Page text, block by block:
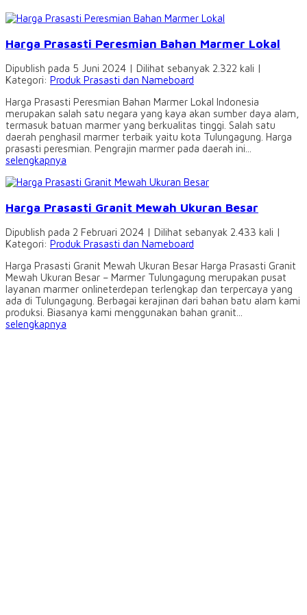
Harga Prasasti Peresmian Bahan Marmer Lokal
Dipublish pada 5 Juni 2024 | Dilihat sebanyak 2.322 kali |
Kategori: Produk Prasasti dan Nameboard
Harga Prasasti Peresmian Bahan Marmer Lokal Indonesia
merupakan salah satu negara yang kaya akan sumber daya alam,
termasuk batuan marmer yang berkualitas tinggi. Salah satu
daerah penghasil marmer terbaik yaitu kota Tulungagung. Harga
prasasti peresmian. Pengrajin marmer pada daerah ini...
selengkapnya
Harga Prasasti Granit Mewah Ukuran Besar
Dipublish pada 2 Februari 2024 | Dilihat sebanyak 2.433 kali |
Kategori: Produk Prasasti dan Nameboard
Harga Prasasti Granit Mewah Ukuran Besar Harga Prasasti Granit
Mewah Ukuran Besar – Marmer Tulungagung merupakan pusat
layanan marmer onlineterdepan terlengkap dan terpercaya yang
ada di Tulungagung. Berbagai kerajinan dari bahan batu alam kami
produksi. Biasanya kami menggunakan bahan granit...
selengkapnya